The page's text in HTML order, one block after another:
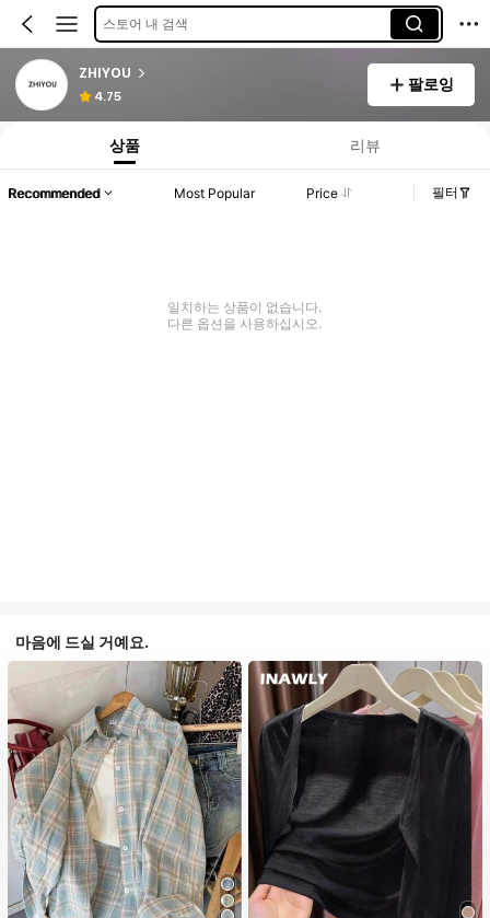
스토어 내 검색
ZHIYOU
4.75
팔로잉
상품 리뷰
Recommended Most Popular Price 필터
일치하는 상품이 없습니다.
다른 옵션을 사용하십시오.
마음에 드실 거예요.